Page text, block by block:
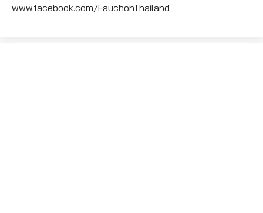
www.facebook.com/FauchonThailand